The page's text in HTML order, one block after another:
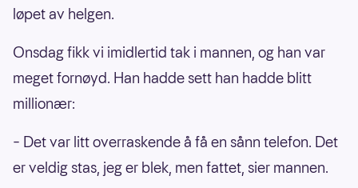
løpet av helgen.
Onsdag fikk vi imidlertid tak i mannen, og han var
meget fornøyd. Han hadde sett han hadde blitt
millionær:
– Det var litt overraskende å få en sånn telefon. Det
er veldig stas, jeg er blek, men fattet, sier mannen.